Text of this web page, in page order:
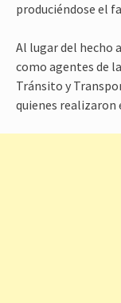
produciéndose el
Al lugar del hecho
como agentes de
Tránsito y
quienes